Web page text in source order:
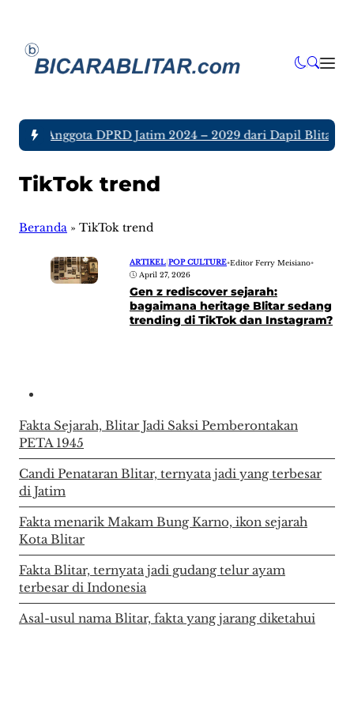
tujuh Anggota DPRD Jatim 2024 – 2029 dari Dapil Blitar
TikTok trend
Beranda » TikTok trend
ARTIKEL POP CULTURE•Editor Ferry Meisiano•
April 27, 2026
Gen z rediscover sejarah:
bagaimana heritage Blitar sedang
trending di TikTok dan Instagram?
Fakta Sejarah, Blitar Jadi Saksi Pemberontakan
PETA 1945
Candi Penataran Blitar, ternyata jadi yang terbesar
di Jatim
Fakta menarik Makam Bung Karno, ikon sejarah
Kota Blitar
Fakta Blitar, ternyata jadi gudang telur ayam
terbesar di Indonesia
Asal-usul nama Blitar, fakta yang jarang diketahui